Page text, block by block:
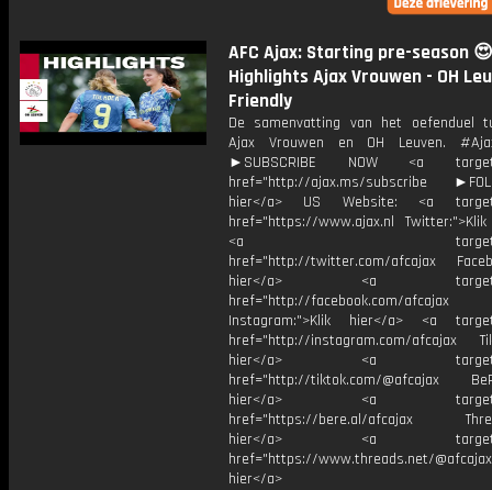
AFC Ajax: Starting pre-season
Highlights Ajax Vrouwen - OH
Friendly
De samenvatting van het oefenduel
Ajax Vrouwen en OH Leuven.
►SUBSCRIBE NOW <a
href="http://ajax.ms/subscribe
hier</a> US Website: <a
href="https://www.ajax.nl
<a
href="http://twitter.com/afcajax
hier</a> <a
href="http://facebook.com/afcajax
Instagram:">Klik hier</a> <a
href="http://instagram.com/afcajax
hier</a> <a
href="http://tiktok.com/@afcajax
hier</a> <a
href="https://bere.al/afcajax
hier</a> <a
href="https://www.threads.net/
hier</a>